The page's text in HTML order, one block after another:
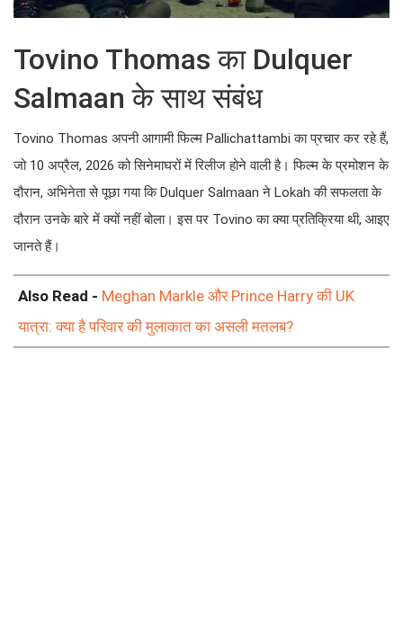
Tovino Thomas का Dulquer
Salmaan के साथ संबंध
Tovino Thomas अपनी आगामी फिल्म Pallichattambi का प्रचार कर रहे हैं,
जो 10 अप्रैल, 2026 को सिनेमाघरों में रिलीज होने वाली है। फिल्म के प्रमोशन के
दौरान, अभिनेता से पूछा गया कि Dulquer Salmaan ने Lokah की सफलता के
दौरान उनके बारे में क्यों नहीं बोला। इस पर Tovino का क्या प्रतिक्रिया थी, आइए
जानते हैं।
Also Read - Meghan Markle और Prince Harry की UK
यात्रा: क्या है परिवार की मुलाकात का असली मतलब?